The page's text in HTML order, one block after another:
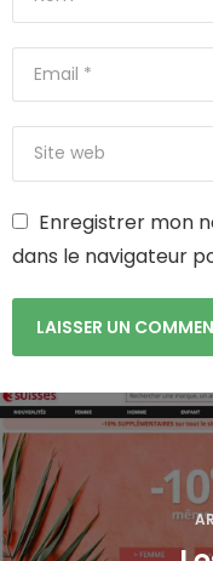
Enregistrer mon
dans le navigateur
N
a
v